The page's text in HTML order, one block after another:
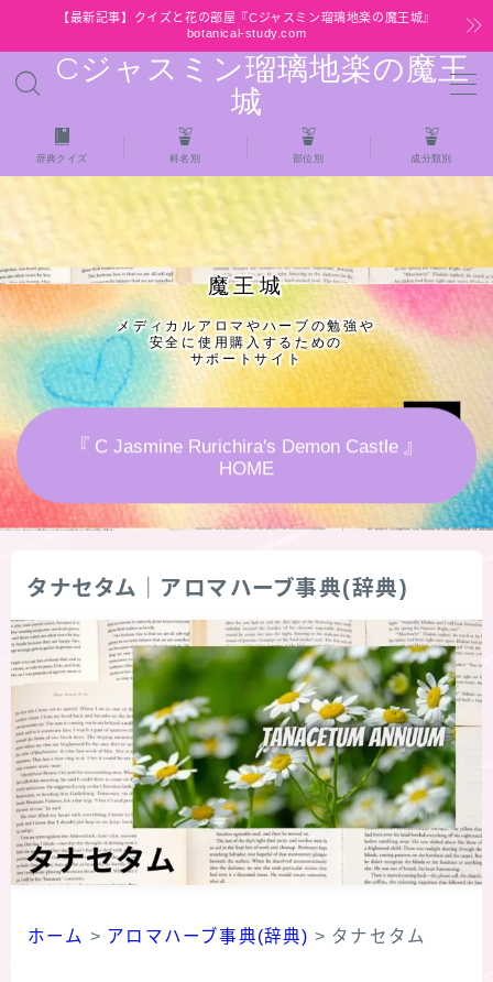
【最新記事】クイズと花の部屋『Cジャスミン瑠璃地楽の魔王城』
botanical-study.com
Cジャスミン瑠璃地楽の魔王
城
MENU
HOME
【最新】クイズと花の部屋
★全種/アロマハーブスパイス基材 プチ辞典ク
イズ＆プチ辞典
★アロマ検定＋αクイズ
★アロマハーブ傾向チェック
秘密部屋
お知らせ
公式ウェブサイト『Botanical Study』
Cジャスミン瑠璃地楽の主な活動先リンク集
プロフィール
辞典クイズ 科名別 部位別 成分類別
魔王城
メディカルアロマやハーブの勉強や
安全に使用購入するための
サポートサイト
『 C Jasmine Rurichira's Demon Castle 』
HOME
タナセタム｜アロマハーブ事典(辞典)
ホーム > アロマハーブ事典(辞典) > タナセタム